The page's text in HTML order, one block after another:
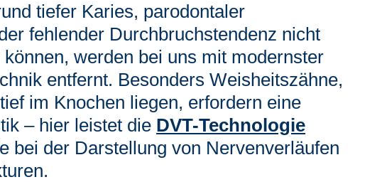
tiefer Karies, parodontaler
fehlender Durchbruchstendenz nicht
werden bei uns mit modernster
entfernt. Besonders Weisheitszähne,
im Knochen liegen, erfordern eine
– hier leistet die DVT-Technologie
bei der Darstellung von Nervenverläufen